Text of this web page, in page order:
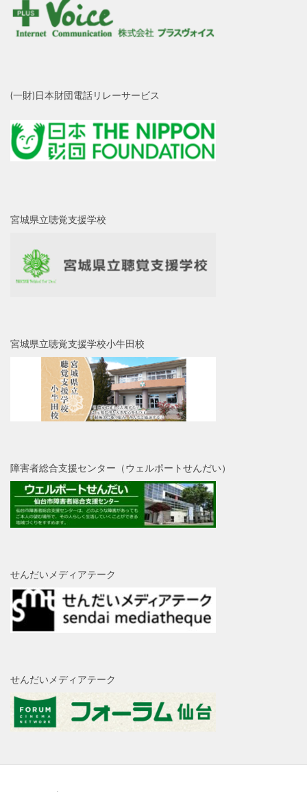
(一財)日本財団電話リレーサービス
宮城県立聴覚支援学校
宮城県立聴覚支援学校小牛田校
障害者総合支援センター（ウェルポートせんだい）
せんだいメディアテーク
せんだいメディアテーク